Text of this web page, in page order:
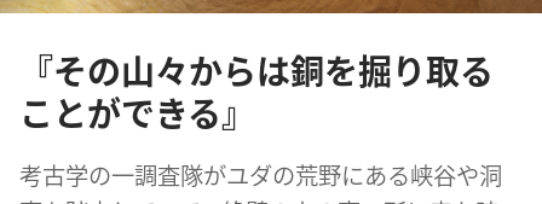
『その山々からは銅を掘り取る
ことができる』
考古​学​の​一​調査​隊​が​ユダ​の​荒野​に​ある​峡谷​や​洞